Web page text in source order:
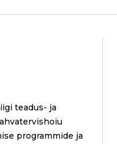
teadus- ja
programmide ja